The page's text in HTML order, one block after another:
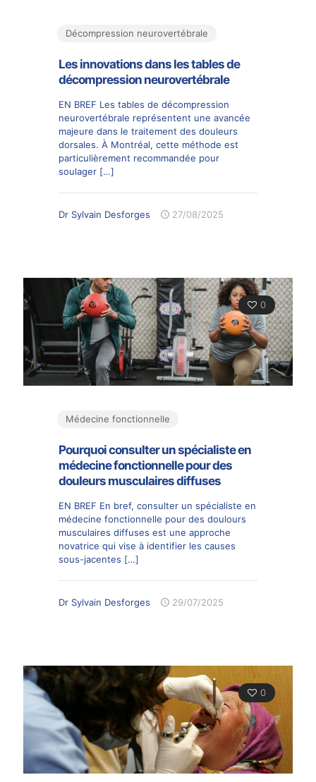
Décompression neurovertébrale
Les innovations dans les tables de
décompression neurovertébrale
EN BREF Les tables de décompression
neurovertébrale représentent une avancée
majeure dans le traitement des douleurs
dorsales. À Montréal, cette méthode est
particulièrement recommandée pour
soulager […]
Dr Sylvain Desforges 27/08/2025
0
Médecine fonctionnelle
Pourquoi consulter un spécialiste en
médecine fonctionnelle pour des
douleurs musculaires diffuses
EN BREF En bref, consulter un spécialiste en
médecine fonctionnelle pour des doulours
musculaires diffuses est une approche
novatrice qui vise à identifier les causes
sous-jacentes […]
Dr Sylvain Desforges 29/07/2025
0